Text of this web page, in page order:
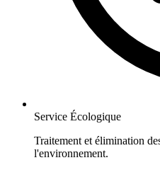
Service Écologique
Traitement et élimination
l'environnement.